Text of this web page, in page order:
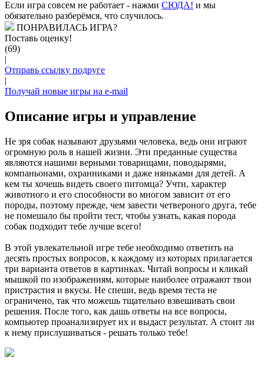
Если игра совсем не работает - нажми CЮДА! и мы
обязательно разберёмся, что случилось.
ПОНРАВИЛАСЬ ИГРА?
Поставь оценку!
(69)
|
Отправь ссылку подруге
|
Получай новые игры на e-mail
Описание игры и управление
Не зря собак называют друзьями человека, ведь они играют
огромную роль в нашей жизни. Эти преданные существа
являются нашими верными товарищами, поводырями,
компаньонами, охранниками и даже няньками для детей. А
кем ты хочешь видеть своего питомца? Учти, характер
животного и его способности во многом зависит от его
породы, поэтому прежде, чем завести четвероного друга, тебе
не помешало бы пройти тест, чтобы узнать, какая порода
собак подходит тебе лучше всего!
В этой увлекательной игре тебе необходимо ответить на
десять простых вопросов, к каждому из которых прилагается
три варианта ответов в картинках. Читай вопросы и кликай
мышкой по изображениям, которые наиболее отражают твои
пристрастия и вкусы. Не спеши, ведь время теста не
ограничено, так что можешь тщательно взвешивать свои
решения. После того, как дашь ответы на все вопросы,
компьютер проанализирует их и выдаст результат. А стоит ли
к нему прислушиваться - решать только тебе!